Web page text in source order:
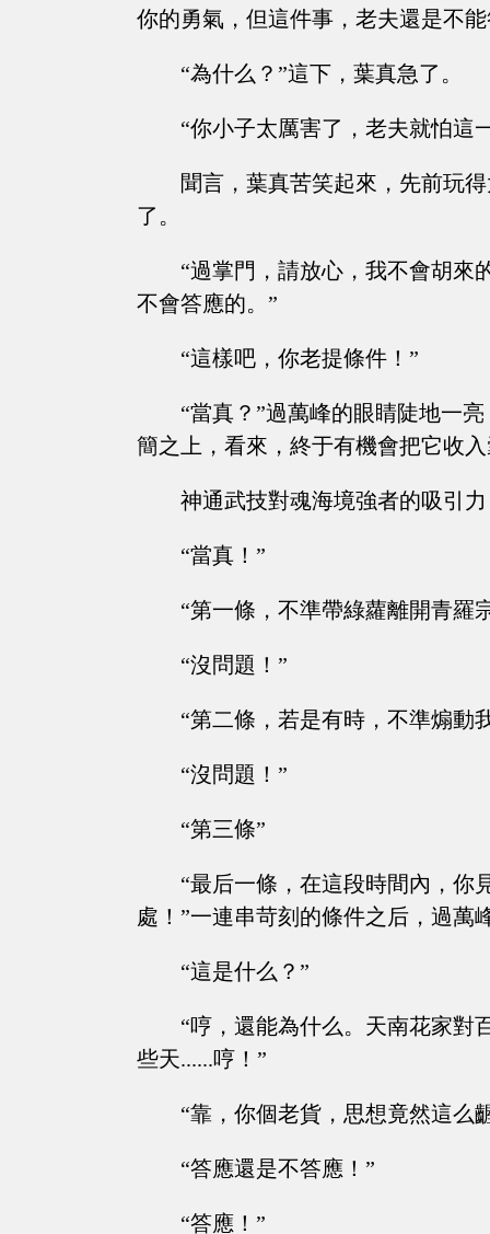
你的勇氣，但這件事，老夫還是不
“為什么？”這下，葉真急了。
“你小子太厲害了，老夫就怕這
聞言，葉真苦笑起來，先前玩
了。
“過掌門，請放心，我不會胡來
不會答應的。”
“這樣吧，你老提條件！”
“當真？”過萬峰的眼睛陡地一
簡之上，看來，終于有機會把它收
神通武技對魂海境強者的吸引
“當真！”
“第一條，不準帶綠蘿離開青羅
“沒問題！”
“第二條，若是有時，不準煽動
“沒問題！”
“第三條”
“最后一條，在這段時間內，你
處！”一連串苛刻的條件之后，過萬
“這是什么？”
“哼，還能為什么。天南花家對
些天......哼！”
“靠，你個老貨，思想竟然這么
“答應還是不答應！”
“答應！”